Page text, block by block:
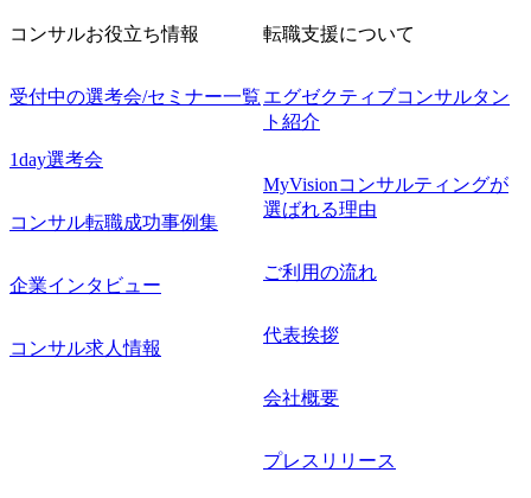
コンサルお役立ち情報
受付中の選考会/セミナー一覧
1day選考会
コンサル転職成功事例集
企業インタビュー
コンサル求人情報
転職支援について
エグゼクティブコンサルタン
ト紹介
MyVisionコンサルティングが
選ばれる理由
ご利用の流れ
代表挨拶
会社概要
プレスリリース